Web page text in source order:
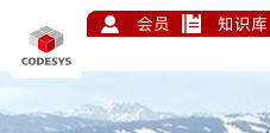
会员 知识库